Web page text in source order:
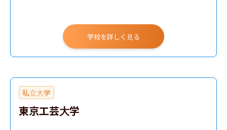
学校を詳しく見る
私立大学
東京工芸大学